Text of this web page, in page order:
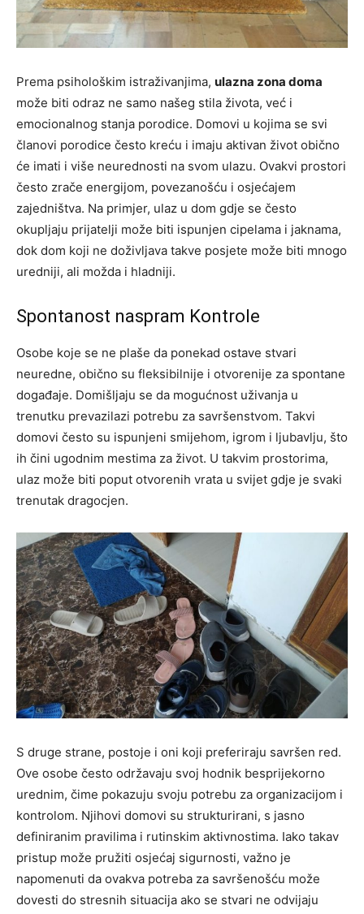
Prema psihološkim istraživanjima, ulazna zona doma
može biti odraz ne samo našeg stila života, već i
emocionalnog stanja porodice. Domovi u kojima se svi
članovi porodice često kreću i imaju aktivan život obično
će imati i više neurednosti na svom ulazu. Ovakvi prostori
često zrače energijom, povezanošću i osjećajem
zajedništva. Na primjer, ulaz u dom gdje se često
okupljaju prijatelji može biti ispunjen cipelama i jaknama,
dok dom koji ne doživljava takve posjete može biti mnogo
uredniji, ali možda i hladniji.
Spontanost naspram Kontrole
Osobe koje se ne plaše da ponekad ostave stvari
neuredne, obično su fleksibilnije i otvorenije za spontane
događaje. Domišljaju se da mogućnost uživanja u
trenutku prevazilazi potrebu za savršenstvom. Takvi
domovi često su ispunjeni smijehom, igrom i ljubavlju, što
ih čini ugodnim mestima za život. U takvim prostorima,
ulaz može biti poput otvorenih vrata u svijet gdje je svaki
trenutak dragocjen.
S druge strane, postoje i oni koji preferiraju savršen red.
Ove osobe često održavaju svoj hodnik besprijekorno
urednim, čime pokazuju svoju potrebu za organizacijom i
kontrolom. Njihovi domovi su strukturirani, s jasno
definiranim pravilima i rutinskim aktivnostima. Iako takav
pristup može pružiti osjećaj sigurnosti, važno je
napomenuti da ovakva potreba za savršenošću može
dovesti do stresnih situacija ako se stvari ne odvijaju